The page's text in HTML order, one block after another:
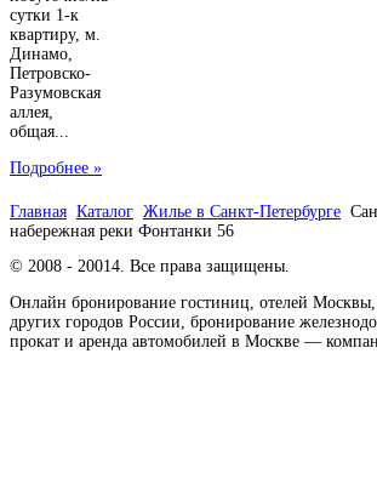
сутки 1-к
квартиру, м.
Динамо,
Петровско-
Разумовская
аллея,
общая...
Подробнее »
Главная Каталог Жилье в Санкт-Петербурге
набережная реки Фонтанки 56
© 2008 - 20014. Все права защищены.
Онлайн бронирование гостиниц, отелей Москвы,
других городов России, бронирование
прокат и аренда автомобилей в Москве —